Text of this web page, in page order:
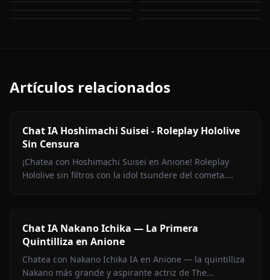
Artículos relacionados
Chat IA Hoshimachi Suisei - Roleplay Hololive
Sin Censura
¡Chatea con Hoshimachi Suisei en Anione! Roleplay
Hololive sin filtros con la idol tsundere del cometa.
Chat IA Nakano Ichika — La Primera
Quintilliza en Anione
Chatea con Nakano Ichika IA en Anione — la quintilliza
Nakano más grande y aspirante actriz de The